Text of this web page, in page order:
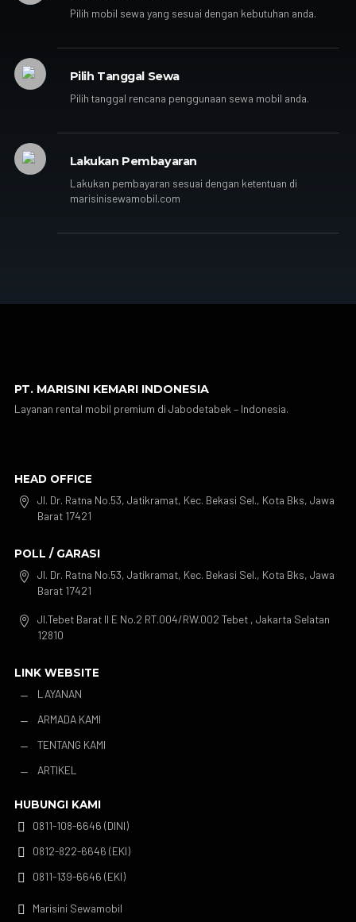
Pilih mobil sewa yang sesuai dengan kebutuhan anda.
Pilih Tanggal Sewa
Pilih tanggal rencana penggunaan sewa mobil anda.
Lakukan Pembayaran
Lakukan pembayaran sesuai dengan ketentuan di
marisinisewamobil.com
PT. MARISINI KEMARI INDONESIA
Layanan rental mobil premium di Jabodetabek – Indonesia.
HEAD OFFICE

Jl. Dr. Ratna No.53, Jatikramat, Kec. Bekasi Sel., Kota Bks, Jawa
Barat 17421
POLL / GARASI

Jl. Dr. Ratna No.53, Jatikramat, Kec. Bekasi Sel., Kota Bks, Jawa
Barat 17421

Jl.Tebet Barat II E No.2 RT.004/RW.002 Tebet , Jakarta Selatan
12810
LINK WEBSITE
K
LAYANAN
K ARMADA KAMI
K TENTANG KAMI
K ARTIKEL
HUBUNGI KAMI

0811-108-6646 (DINI)

0812-822-6646 (EKI)

0811-139-6646 (EKI)
 Marisini Sewamobil